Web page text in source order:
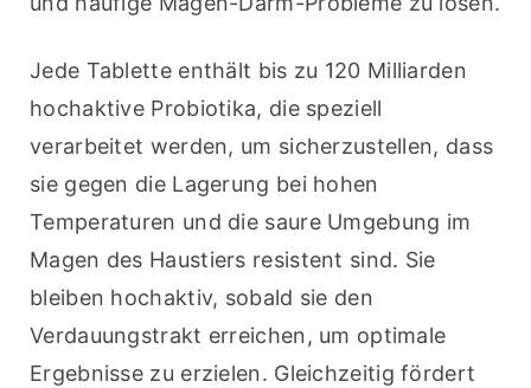
Jede Tablette enthält bis zu 120 Milliarden
hochaktive Probiotika, die speziell
verarbeitet werden, um sicherzustellen, dass
sie gegen die Lagerung bei hohen
Temperaturen und die saure Umgebung im
Magen des Haustiers resistent sind. Sie
bleiben hochaktiv, sobald sie den
Verdauungstrakt erreichen, um optimale
Ergebnisse zu erzielen. Gleichzeitig fördert